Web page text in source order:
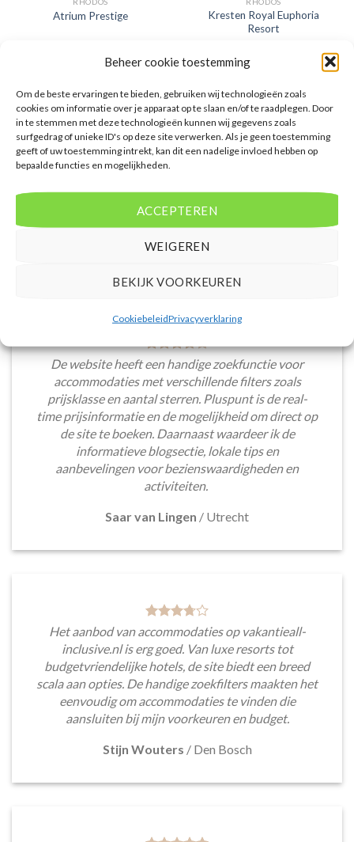
Beheer cookie toestemming
Om de beste ervaringen te bieden, gebruiken wij technologieën zoals
cookies om informatie over je apparaat op te slaan en/of te raadplegen. Door
in te stemmen met deze technologieën kunnen wij gegevens zoals
surfgedrag of unieke ID's op deze site verwerken. Als je geen toestemming
geeft of uw toestemming intrekt, kan dit een nadelige invloed hebben op
bepaalde functies en mogelijkheden.
ACCEPTEREN
WEIGEREN
BEKIJK VOORKEUREN
CookiebeleidPrivacyverklaring
Atrium Prestige
Gewaardeerd
1.083,00
accommodatie in Lachania. U
boekt deze reis direct bij onze
partner D-reizen. Nu vanaf EUR
1083.00 per persoon.
PRIJZEN EN BOEKEN
Kresten Royal Euphoria
Resort
Gewaardeerd
€829,00
een 5 sterren accommodatie in
Kalithea. U boekt deze reis direct
bij onze partner D-reizen. Nu
vanaf EUR 829.00 per persoon.
De website heeft een handige zoekfunctie voor
accommodaties met verschillende filters zoals
prijsklasse en aantal sterren. Pluspunt is de real-
time prijsinformatie en de mogelijkheid om direct op
de site te boeken. Daarnaast waardeer ik de
informatieve blogsectie, lokale tips en
aanbevelingen voor bezienswaardigheden en
activiteiten.
Saar van Lingen / Utrecht
Het aanbod van accommodaties op vakantieall-
inclusive.nl is erg goed. Van luxe resorts tot
budgetvriendelijke hotels, de site biedt een breed
scala aan opties. De handige zoekfilters maakten het
eenvoudig om accommodaties te vinden die
aansluiten bij mijn voorkeuren en budget.
Stijn Wouters / Den Bosch